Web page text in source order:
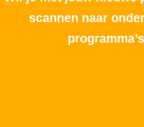
scannen naar